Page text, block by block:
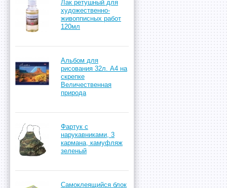
Лак ретушный для
художественно-
живопписных работ
120мл
Альбом для
рисования 32л. А4 на
скрепке
Величественная
природа
Фартук с
нарукавниками, 3
кармана, камуфляж
зеленый
Самоклеящийся блок